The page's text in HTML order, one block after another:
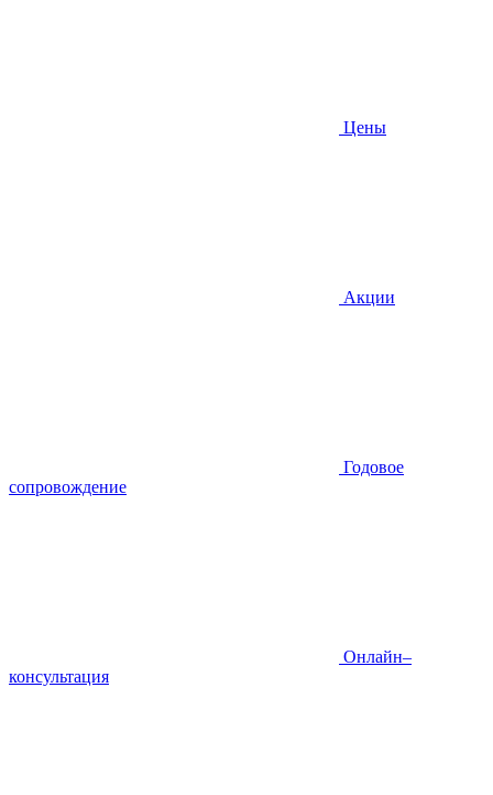
Цены
Акции
Годовое
сопровождение
Онлайн–
консультация